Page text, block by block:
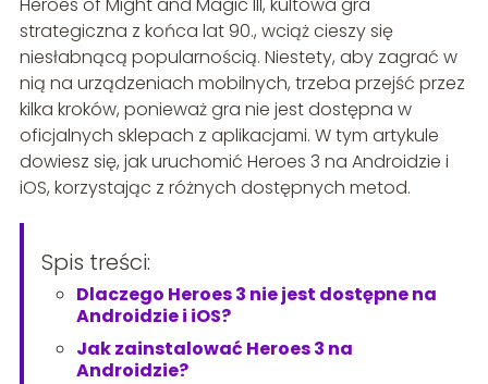
strategiczna z końca lat 90., wciąż cieszy się
niesłabnącą popularnością. Niestety, aby zagrać w
nią na urządzeniach mobilnych, trzeba przejść przez
kilka kroków, ponieważ gra nie jest dostępna w
oficjalnych sklepach z aplikacjami. W tym artykule
dowiesz się, jak uruchomić Heroes 3 na Androidzie i
iOS, korzystając z różnych dostępnych metod.
Spis treści:
Dlaczego Heroes 3 nie jest dostępne na
Androidzie i iOS?
Jak zainstalować Heroes 3 na
Androidzie?